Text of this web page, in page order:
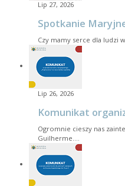
Lip 27, 2026
Spotkanie
Czy mamy serce dla ludzi
Lip 26, 2026
Komunikat
Ogromnie cieszy nas
Guilherme.…